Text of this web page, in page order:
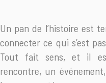
Un pan de l’histoire est
connecter ce qui s’est
Tout fait sens, et il
rencontre, un